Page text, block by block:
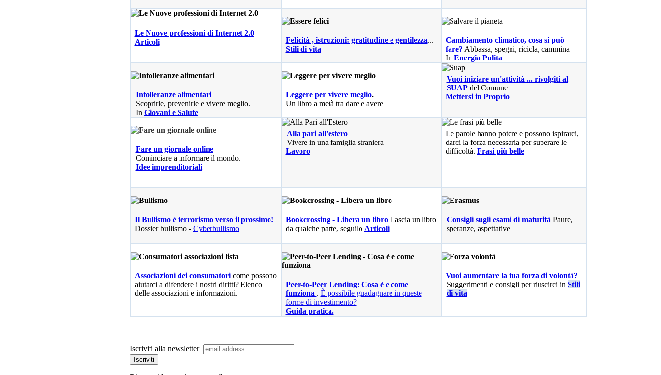
Le Nuove professioni di Internet 2.0
Articoli
Felicità , istruzioni: gratitudine e gentilezza...
Stili di vita
Cambiamento climatico, cosa si può
fare? Abbassa, spegni, ricicla, cammina
In Energia Pulita
Intolleranze alimentari
Scoprirle, prevenirle e vivere meglio.
In Giovani e Salute
Leggere per vivere meglio.
Un libro a metà tra dare e avere
Vuoi iniziare un'attività ... rivolgiti al
SUAPdel Comune
Mettersi in Proprio
Fare un giornale online
Cominciare a informare il mondo.
Idee imprenditoriali
Alla pari all'estero
Vivere in una famiglia straniera
Lavoro
Le parole hanno potere e possono ispirarci,
darci la forza necessaria per superare le
difficoltà. Frasi più belle
Il Bullismo è terrorismo verso il prossimo!
Dossier bullismo - Cyberbullismo
Bookcrossing - Libera un libroLascia un libro
da qualche parte, seguilo Articoli
Consigli sugli esami di maturità Paure,
speranze, aspettative
Associazioni dei consumatoricome possono
aiutarci a difendere i nostri diritti? Elenco
delle associazioni e informazioni.
Peer-to-Peer Lending: Cosa è e come
funziona . È possibile guadagnare in queste
forme di investimento?
Guida pratica.
Vuoi aumentare la tua forza di volontà?
Suggerimenti e consigli per riuscirci in Stili
di vita
Iscriviti alla newsletter